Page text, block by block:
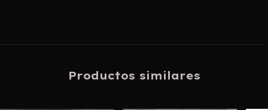
Productos similares